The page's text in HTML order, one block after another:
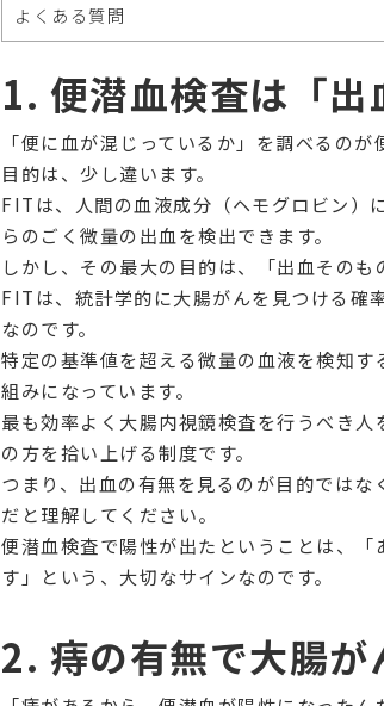
よくある質問
1. 便潜血検査は「
「便に血が混じっているか」を調べるの
目的は、少し違います。
FITは、人間の血液成分（ヘモグロビン）
らのごく微量の出血を検出できます。
しかし、その最大の目的は、「出血そのも
FITは、 統計学的に大腸がんを見つける確
なのです。
特定の基準値を超える微量の血液を検知す
組みになっています。
最も効率よく大腸内視鏡検査を行うべき
の方を拾い上げる制度です。
つまり、 出血の有無を見るのが目的では
だと理解してください。
便潜血検査で陽性が出たということは、
す」という、大切なサインなのです。
2. 痔の有無で大腸